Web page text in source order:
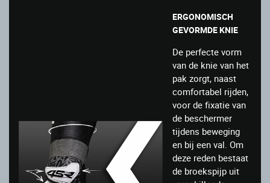
ERGONOMISCH
GEVORMDE KNIE
De perfecte vorm
van de knie van het
pak zorgt, naast
comfortabel rijden,
voor de fixatie van
de beschermer
tijdens beweging
en bij een val. Om
deze reden bestaat
de broekspijp uit